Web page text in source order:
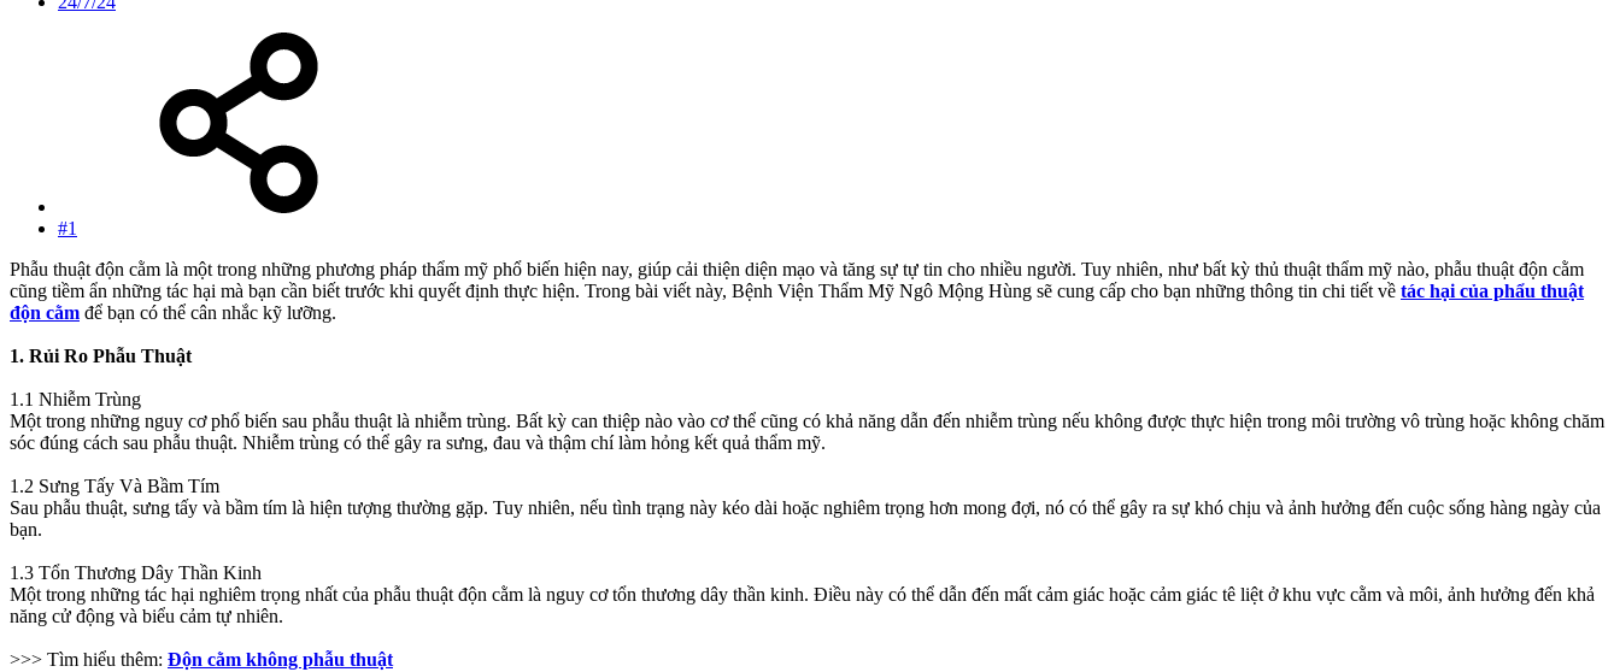
#1
Phẫu thuật độn cằm là một trong những phương pháp thẩm mỹ phổ biến hiện nay, giúp cải thiện diện mạo và tăng sự tự tin cho nhiều người. Tuy nhiên, như bất kỳ thủ thuật thẩm mỹ nào, phẫu thuật độn cằm
cũng tiềm ẩn những tác hại mà bạn cần biết trước khi quyết định thực hiện. Trong bài viết này, Bệnh Viện Thẩm Mỹ Ngô Mộng Hùng sẽ cung cấp cho bạn những thông tin chi tiết về tác hại của phẩu thuật
độn cằm để bạn có thể cân nhắc kỹ lưỡng.
1. Rủi Ro Phẫu Thuật
1.1 Nhiễm Trùng
Một trong những nguy cơ phổ biến sau phẫu thuật là nhiễm trùng. Bất kỳ can thiệp nào vào cơ thể cũng có khả năng dẫn đến nhiễm trùng nếu không được thực hiện trong môi trường vô trùng hoặc không chăm
sóc đúng cách sau phẫu thuật. Nhiễm trùng có thể gây ra sưng, đau và thậm chí làm hỏng kết quả thẩm mỹ.
1.2 Sưng Tấy Và Bầm Tím
Sau phẫu thuật, sưng tấy và bầm tím là hiện tượng thường gặp. Tuy nhiên, nếu tình trạng này kéo dài hoặc nghiêm trọng hơn mong đợi, nó có thể gây ra sự khó chịu và ảnh hưởng đến cuộc sống hàng ngày của
bạn.
1.3 Tổn Thương Dây Thần Kinh
Một trong những tác hại nghiêm trọng nhất của phẫu thuật độn cằm là nguy cơ tổn thương dây thần kinh. Điều này có thể dẫn đến mất cảm giác hoặc cảm giác tê liệt ở khu vực cằm và môi, ảnh hưởng đến khả
năng cử động và biểu cảm tự nhiên.
>>> Tìm hiểu thêm: Độn cằm không phẫu thuật